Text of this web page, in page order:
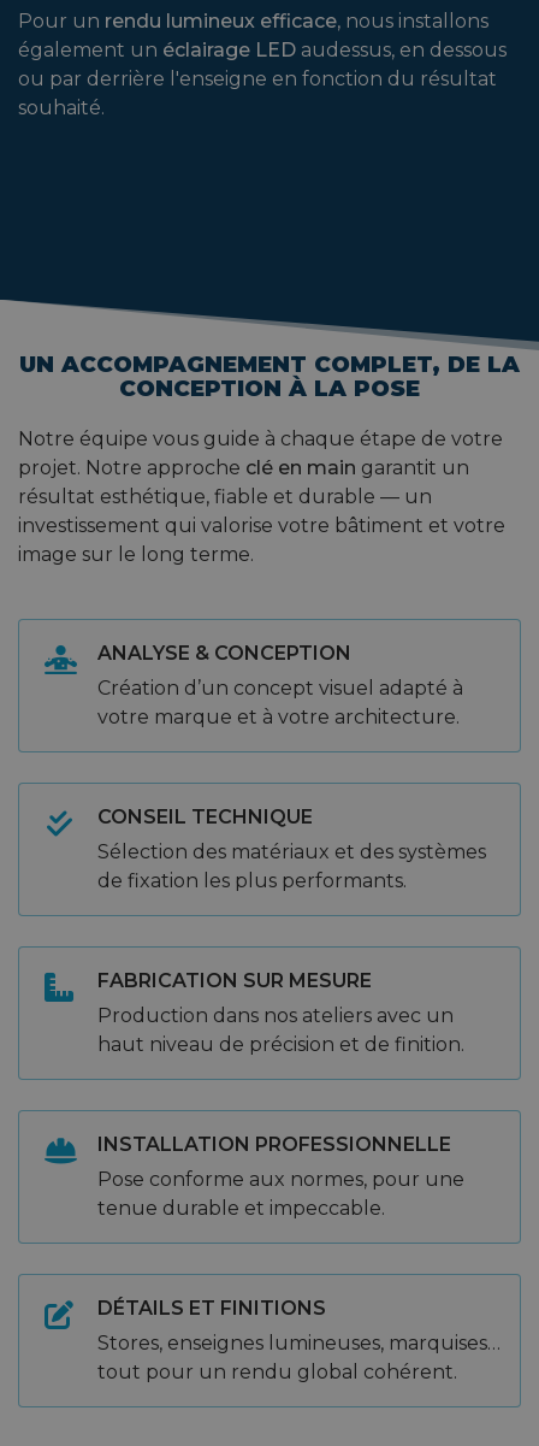
Pour un rendu lumineux efficace, nous installons
également un éclairage LED audessus, en dessous
ou par derrière l'enseigne en fonction du résultat
souhaité.
UN ACCOMPAGNEMENT COMPLET, DE LA
CONCEPTION À LA POSE
Notre équipe vous guide à chaque étape de votre
projet. Notre approche clé en main garantit un
résultat esthétique, fiable et durable — un
investissement qui valorise votre bâtiment et votre
image sur le long terme.
ANALYSE & CONCEPTION
Création d’un concept visuel adapté à
votre marque et à votre architecture.
CONSEIL TECHNIQUE
Sélection des matériaux et des systèmes
de fixation les plus performants.
FABRICATION SUR MESURE
Production dans nos ateliers avec un
haut niveau de précision et de finition.
INSTALLATION PROFESSIONNELLE
Pose conforme aux normes, pour une
tenue durable et impeccable.
DÉTAILS ET FINITIONS
Stores, enseignes lumineuses, marquises…
tout pour un rendu global cohérent.